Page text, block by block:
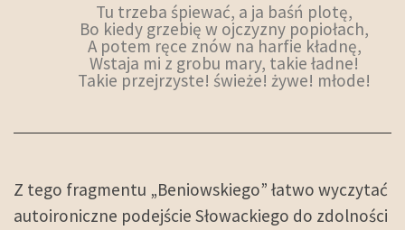
Tu trzeba śpiewać, a ja baśń plotę,
Bo kiedy grzebię w ojczyzny popiołach,
A potem ręce znów na harfie kładnę,
Wstaja mi z grobu mary, takie ładne!
Takie przejrzyste! świeże! żywe! młode!
Z tego fragmentu „Beniowskiego” łatwo wyczytać
autoironiczne podejście Słowackiego do zdolności